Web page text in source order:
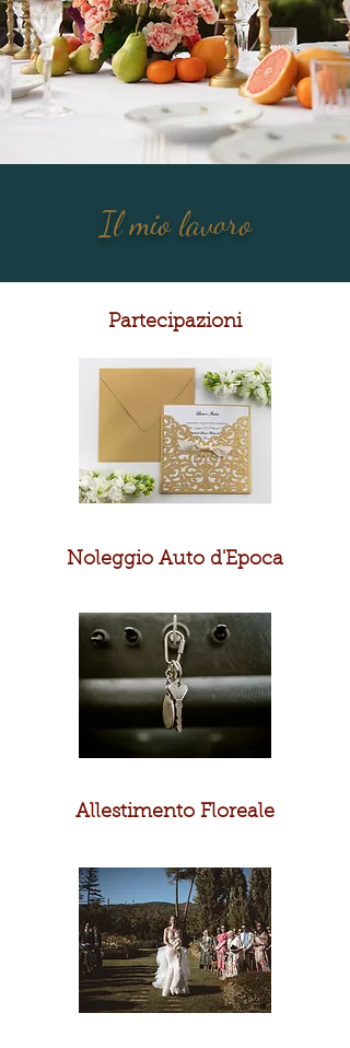
Il mio lavoro
Partecipazioni
Noleggio Auto d'Epoca
Allestimento Floreale